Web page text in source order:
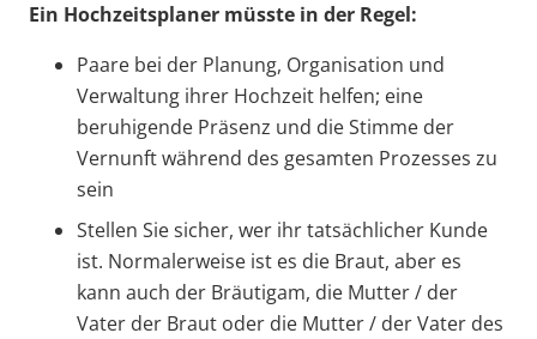
Ein Hochzeitsplaner müsste in der Regel:
Paare bei der Planung, Organisation und
Verwaltung ihrer Hochzeit helfen; eine
beruhigende Präsenz und die Stimme der
Vernunft während des gesamten Prozesses zu
sein
Stellen Sie sicher, wer ihr tatsächlicher Kunde
ist. Normalerweise ist es die Braut, aber es
kann auch der Bräutigam, die Mutter / der
Vater der Braut oder die Mutter / der Vater des